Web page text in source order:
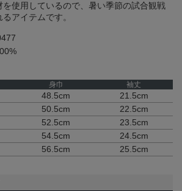
使用しているので、暑い季節の試合観戦
アイテムです。
身巾 袖丈
48.5cm
21.5cm
50.5cm
22.5cm
52.5cm
23.5cm
54.5cm
24.5cm
56.5cm 25.5cm